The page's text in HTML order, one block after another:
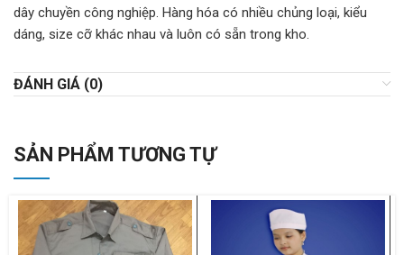
dây chuyền công nghiệp. Hàng hóa có nhiều chủng loại, kiểu
dáng, size cỡ khác nhau và luôn có sẵn trong kho.
ĐÁNH GIÁ (0)
SẢN PHẨM TƯƠNG TỰ